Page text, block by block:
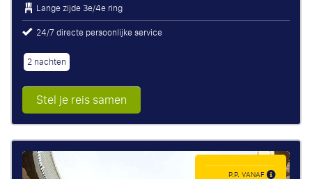
Lange zijde3e/4e ring
24/7 directe persoonlijke service
2 nachten
Stel je reis samen
P.P. VANAF